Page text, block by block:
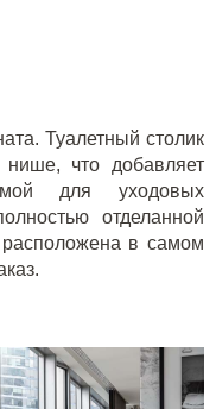
Туалетный столик
что добавляет
для уходовых
отделанной
в самом